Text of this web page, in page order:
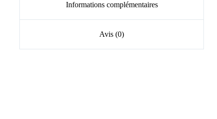
Informations complémentaires
Avis (0)